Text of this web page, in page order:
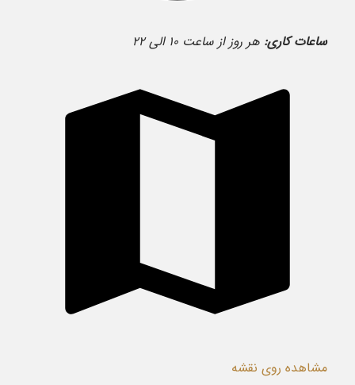
ساعات کاری: هر روز از ساعت ۱۰ الی ۲۲
مشاهده روی نقشه